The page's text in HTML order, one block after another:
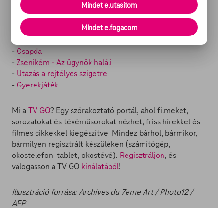
DWAYNE JOHNSON FILMJEI A TV
GO-N:
- Csapda
- Zsenikém - Az ügynök haláli
- Utazás a rejtélyes szigetre
- Gyerekjáték
Mi aTV GO? Egy szórakoztató portál, ahol filmeket,
sorozatokat és tévéműsorokat nézhet, friss hírekkel és
filmes cikkekkel kiegészítve. Mindez bárhol, bármikor,
bármilyen regisztrált készüléken (számítógép,
okostelefon, tablet, okostévé). Regisztráljon, és
válogasson a TV GO kínálatából!
Illusztráció forrása: Archives du 7eme Art / Photo12 /
AFP
Mindet elutasítom
Mindet elfogadom